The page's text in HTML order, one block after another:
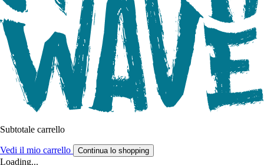
Subtotale carrello
Vedi il mio carrello Continua lo shopping
Loading...